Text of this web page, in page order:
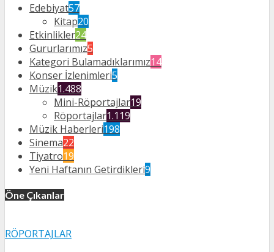
Edebiyat57
Kitap20
Etkinlikler24
Gururlarımız5
Kategori Bulamadıklarımız14
Konser İzlenimleri5
Müzik1.488
Mini-Röportajlar19
Röportajlar1.119
Müzik Haberleri198
Sinema22
Tiyatro19
Yeni Haftanın Getirdikleri9
Öne Çıkanlar
RÖPORTAJLAR